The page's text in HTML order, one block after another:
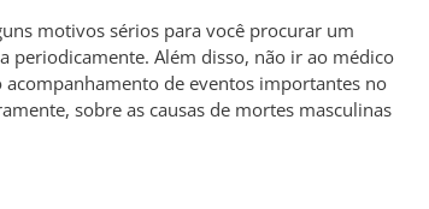
motivos sérios para você procurar um
periodicamente. Além disso, não ir ao médico
de eventos importantes no
sobre as causas de mortes masculinas